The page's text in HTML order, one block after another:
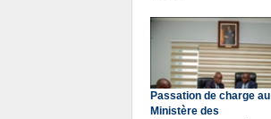
Passation de charge au
Ministère des